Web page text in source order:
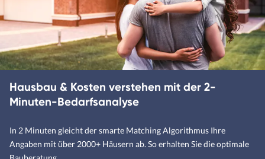
Designerhäuser
Fachwerkhäuser
Klassische Häuser
Landhäuser
Mediterrane Häuser
Moderne Häuser
Hausbau & Kosten verstehen mit der 2-
Minuten-Bedarfsanalyse
In 2 Minuten gleicht der smarte Matching Algorithmus Ihre
Angaben mit über 2000+ Häusern ab. So erhalten Sie die optimale